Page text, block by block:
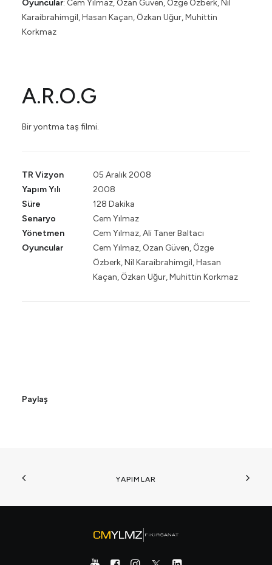
Oyuncular: Cem Yılmaz, Ozan Güven, Özge Özberk, Nil
Karaibrahimgil, Hasan Kaçan, Özkan Uğur, Muhittin
Korkmaz
A.R.O.G
Bir yontma taş filmi.
TR Vizyon
05 Aralık 2008
Yapım Yılı
2008
Süre
128 Dakika
Senaryo
Cem Yılmaz
Yönetmen
Cem Yılmaz, Ali Taner Baltacı
Oyuncular
Cem Yılmaz, Ozan Güven, Özge
Özberk, Nil Karaibrahimgil, Hasan
Kaçan, Özkan Uğur, Muhittin Korkmaz
Paylaş
YAPIMLAR